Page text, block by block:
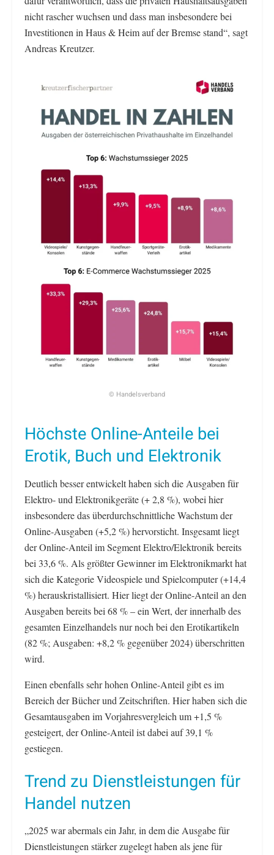
nicht rascher wuchsen und dass man insbesondere bei
Investitionen in Haus & Heim auf der Bremse stand“, sagt
Andreas Kreutzer.
© Handelsverband
Höchste Online-Anteile bei
Erotik, Buch und Elektronik
Deutlich besser entwickelt haben sich die Ausgaben für
Elektro- und Elektronikgeräte (+ 2,8 %), wobei hier
insbesondere das überdurchschnittliche Wachstum der
Online-Ausgaben (+5,2 %) hervorsticht. Insgesamt liegt
der Online-Anteil im Segment Elektro/Elektronik bereits
bei 33,6 %. Als größter Gewinner im Elektronikmarkt hat
sich die Kategorie Videospiele und Spielcomputer (+14,4
%) herauskristallisiert. Hier liegt der Online-Anteil an den
Ausgaben bereits bei 68 % – ein Wert, der innerhalb des
gesamten Einzelhandels nur noch bei den Erotikartikeln
(82 %; Ausgaben: +8,2 % gegenüber 2024) überschritten
wird.
Einen ebenfalls sehr hohen Online-Anteil gibt es im
Bereich der Bücher und Zeitschriften. Hier haben sich die
Gesamtausgaben im Vorjahresvergleich um +1,5 %
gesteigert, der Online-Anteil ist dabei auf 39,1 %
gestiegen.
Trend zu Dienstleistungen für
Handel nutzen
„2025 war abermals ein Jahr, in dem die Ausgabe für
Dienstleistungen stärker zugelegt haben als jene für